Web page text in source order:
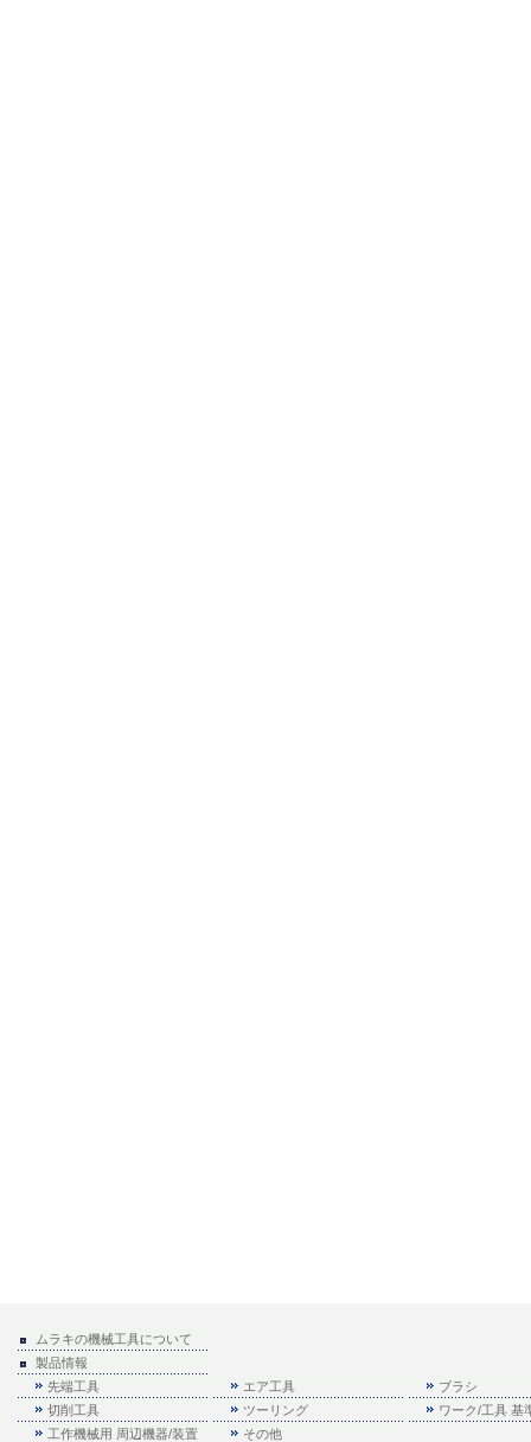
ムラキの機械工具について
製品情報
先端工具
エア工具
ブラシ
切削工具
ツーリング
ワーク/工具 基
工作機械用 周辺機器/装置
その他